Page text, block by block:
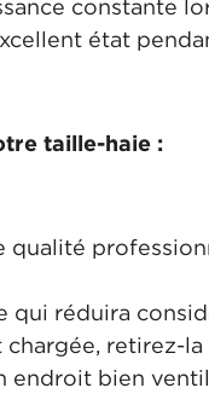
constante
état
taille-haie :
réduira
retirez-
endroit bien